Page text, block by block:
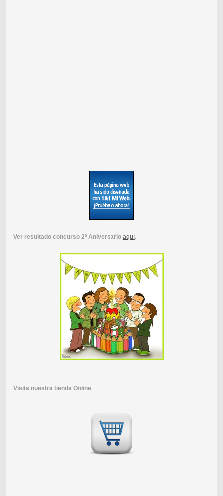
Ver resultado concurso 2º Aniversario aquí.
Visita nuestra tienda Online